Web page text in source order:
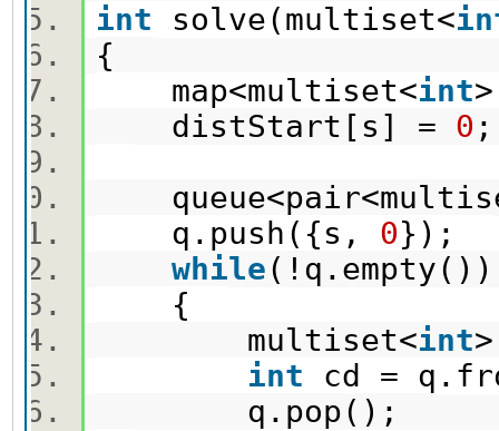
int solve(multiset<
{
map<multiset<int
distStart[s] = 0
q.push({s, 0});
while
{
multiset<int
int cd =
q.pop();